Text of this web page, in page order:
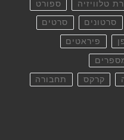
טלוויזיה ספורט
סרטונים סרטים
פיראטים
קרקס תחבורה